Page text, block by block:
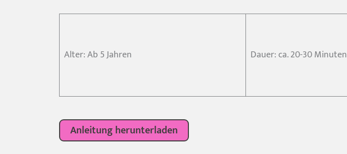
Alter: Ab 5 Jahren Dauer: ca. 20-30 Minuten
Anleitung herunterladen